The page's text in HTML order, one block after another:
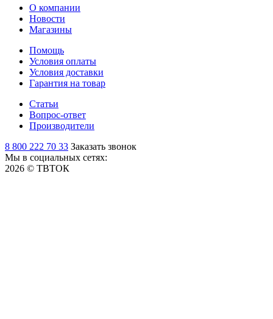
О компании
Новости
Магазины
Помощь
Условия оплаты
Условия доставки
Гарантия на товар
Статьи
Вопрос-ответ
Производители
8 800 222 70 33 Заказать звонок
Мы в социальных сетях:
2026 © ТВТОК